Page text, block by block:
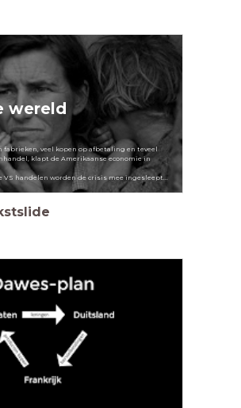
wereld
fabrieken, veel kopen op afbetaling en teveel
klapt de Amerikaanse economie in
VS handelen worden de crisis mee ingesleept...